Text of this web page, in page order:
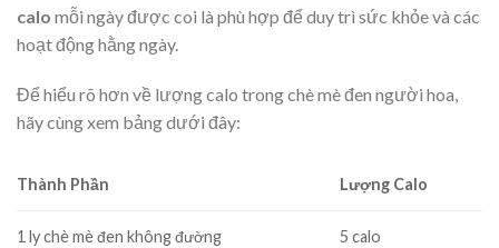
calo mỗi ngày được coi là phù hợp để duy trì sức khỏe và các
hoạt động hằng ngày.
Để hiểu rõ hơn về lượng calo trong chè mè đen người hoa,
hãy cùng xem bảng dưới đây:
Thành Phần Lượng Calo
1 ly chè mè đen không đường 5 calo